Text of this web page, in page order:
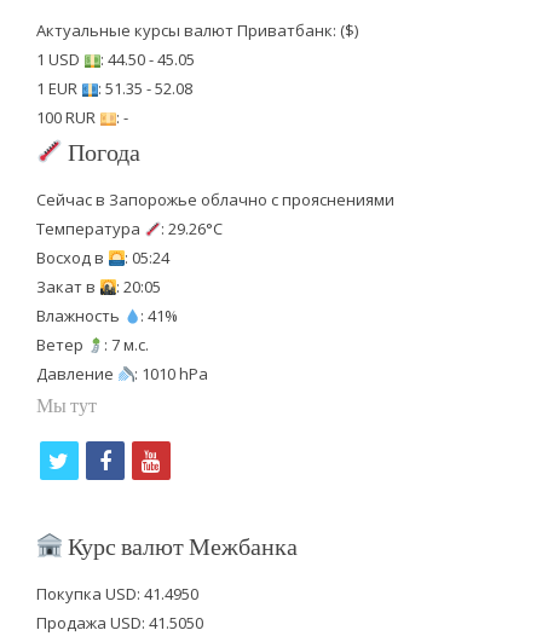
Актуальные курсы валют Приватбанк: ($)
1 USD
: 44.50 - 45.05
1 EUR
: 51.35 - 52.08
100 RUR
: -
Погода
Сейчас в Запорожье облачно с прояснениями
Температура
: 29.26°C
Восход в
: 05:24
Закат в
: 20:05
Влажность
: 41%
Ветер
: 7 м.с.
Давление
: 1010 hPa
Мы тут
i
t
f
c
b
y
u
u
Курс валют Межбанка
Покупка USD: 41.4950
Продажа USD: 41.5050